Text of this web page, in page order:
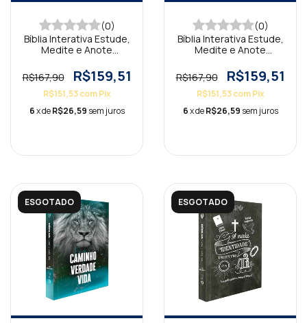
(0)
Bíblia Interativa Estude,
Medite e Anote
R$167,90
R$159,51
R$151,53com Pix
6x deR$26,59 sem juros
(0)
Bíblia Interativa Estude,
Medite e Anote
R$167,90
R$159,51
R$151,53com Pix
6x deR$26,59 sem juros
ESGOTADO ESGOTADO